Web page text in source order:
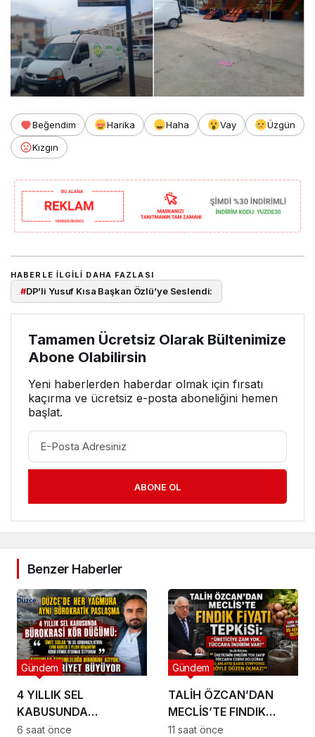
Beğendim Harika Haha Vay
Üzgün
Kızgın
HABERLE ILGILI DAHA FAZLASI
#DP’li Yusuf Kısa Başkan Özlü’ye Seslendi:
Tamamen Ücretsiz Olarak Bültenimize
Abone Olabilirsin
Yeni haberlerden haberdar olmak için fırsatı
kaçırma ve ücretsiz e-posta aboneliğini hemen
başlat.
ABONE OL
Benzer Haberler
4 YILLIK SEL
KABUSUNDA
BÜROKRASİ
Gündem
6 saat önce
TALİH ÖZCAN’DAN
MECLİS’TE FINDIK
FİYATI TEPKİSİ:
Gündem
11 saat önce